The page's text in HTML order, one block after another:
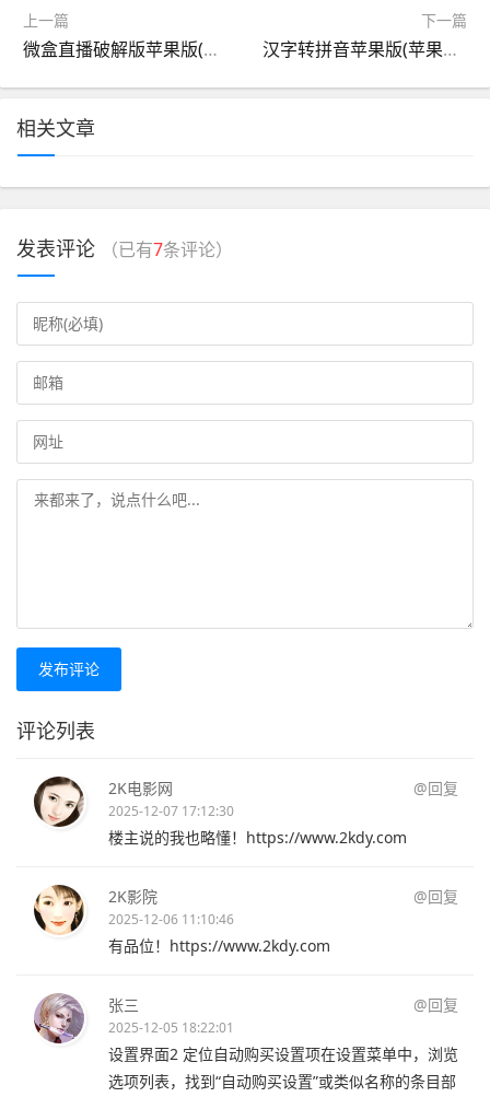
上一篇
微盒直播破解版苹果版(张本智和30赢球就飘)
下一篇
汉字转拼音苹果版(苹果版拼音字体下载)
相关文章
发表评论 （已有7条评论）
发布评论
评论列表
2K电影网 @回复
2025-12-07 17:12:30
楼主说的我也略懂！https://www.2kdy.com
2K影院 @回复
2025-12-06 11:10:46
有品位！https://www.2kdy.com
张三 @回复
2025-12-05 18:22:01
设置界面2 定位自动购买设置项在设置菜单中，浏览
选项列表，找到“自动购买设置”或类似名称的条目部